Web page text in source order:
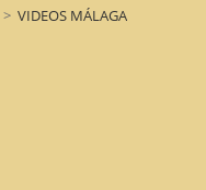
> VIDEOS MÁLAGA